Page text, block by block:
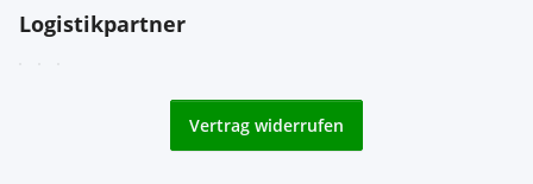
Logistikpartner
Vertrag widerrufen